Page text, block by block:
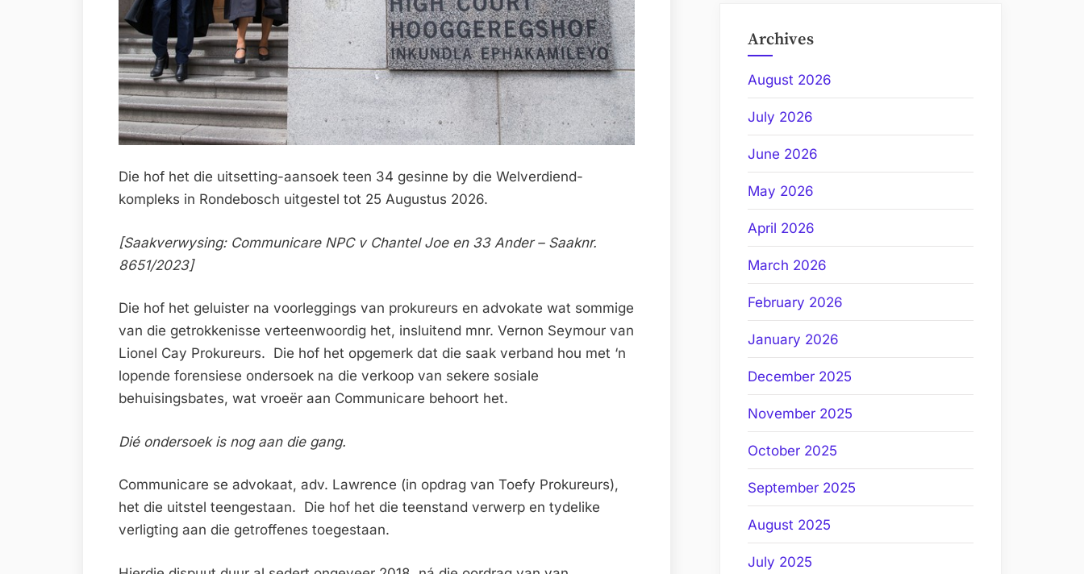
Die hof het die uitsetting-aansoek teen 34 gesinne by die Welverdiend-
kompleks in Rondebosch uitgestel tot 25 Augustus 2026.
[Saakverwysing: Communicare NPC v Chantel Joe en 33 Ander – Saaknr.
8651/2023]
Die hof het geluister na voorleggings van prokureurs en advokate wat sommige
van die getrokkenisse verteenwoordig het, insluitend mnr. Vernon Seymour van
Lionel Cay Prokureurs. Die hof het opgemerk dat die saak verband hou met ‘n
lopende forensiese ondersoek na die verkoop van sekere sosiale
behuisingsbates, wat vroeër aan Communicare behoort het.
Dié ondersoek is nog aan die gang.
Communicare se advokaat, adv. Lawrence (in opdrag van Toefy Prokureurs),
het die uitstel teengestaan. Die hof het die teenstand verwerp en tydelike
verligting aan die getroffenes toegestaan.
Archives
August 2026
July 2026
June 2026
May 2026
April 2026
March 2026
February 2026
January 2026
December 2025
November 2025
October 2025
September 2025
August 2025
July 2025